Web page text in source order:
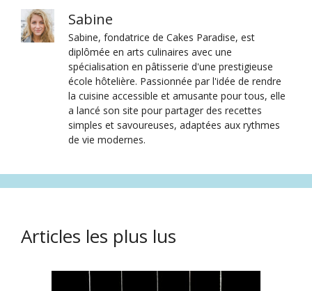
Sabine
Sabine, fondatrice de Cakes Paradise, est
diplômée en arts culinaires avec une
spécialisation en pâtisserie d'une prestigieuse
école hôtelière. Passionnée par l'idée de rendre
la cuisine accessible et amusante pour tous, elle
a lancé son site pour partager des recettes
simples et savoureuses, adaptées aux rythmes
de vie modernes.
Articles les plus lus